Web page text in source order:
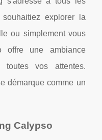
explorer la
ou simplement vous
offre une ambiance
toutes vos attentes.
démarque comme un
Calypso